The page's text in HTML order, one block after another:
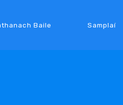
Baile Samplaí